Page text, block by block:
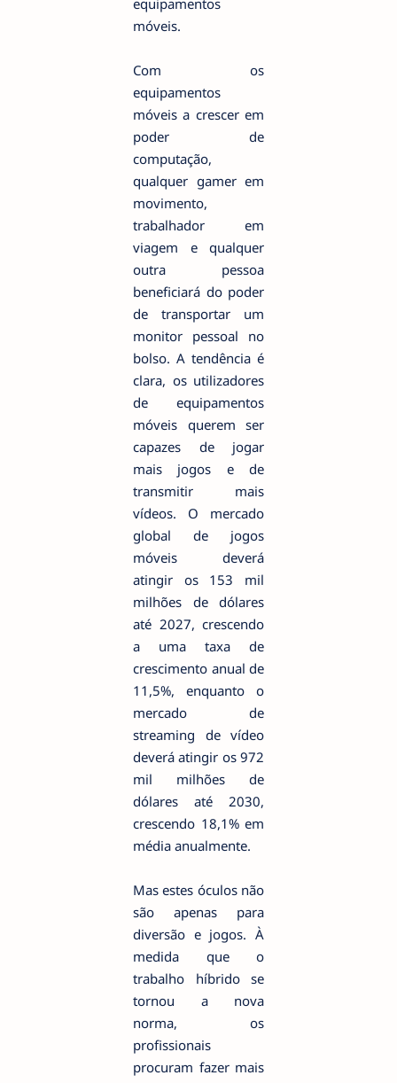
equipamentos
móveis.
Com os
equipamentos
móveis a crescer em
poder de
computação,
qualquer gamer em
movimento,
trabalhador em
viagem e qualquer
outra pessoa
beneficiará do poder
de transportar um
monitor pessoal no
bolso. A tendência é
clara, os utilizadores
de equipamentos
móveis querem ser
capazes de jogar
mais jogos e de
transmitir mais
vídeos. O mercado
global de jogos
móveis deverá
atingir os 153 mil
milhões de dólares
até 2027, crescendo
a uma taxa de
crescimento anual de
11,5%, enquanto o
mercado de
streaming de vídeo
deverá atingir os 972
mil milhões de
dólares até 2030,
crescendo 18,1% em
média anualmente.
Mas estes óculos não
são apenas para
diversão e jogos. À
medida que o
trabalho híbrido se
tornou a nova
norma, os
profissionais
procuram fazer mais